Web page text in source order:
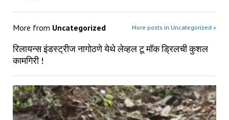
More from Uncategorized More posts in Uncategorized »
रिलायन्स इंडस्ट्रीज नागोठणे येथे लेव्हल टू मॉक ड्रिलची कुशल
कामगिरी !